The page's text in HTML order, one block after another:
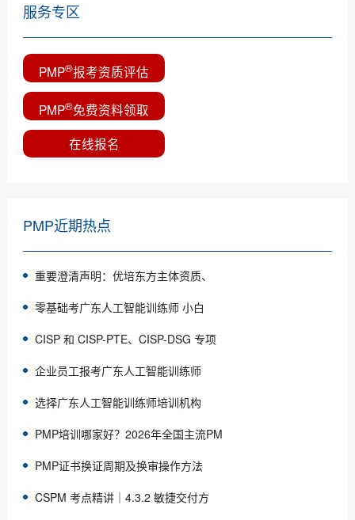
服务专区
PMP®报考资质评估
PMP®免费资料领取
在线报名
PMP近期热点
重要澄清声明：优培东方主体资质、
零基础考广东人工智能训练师 小白
CISP 和 CISP-PTE、CISP-DSG 专项
企业员工报考广东人工智能训练师
选择广东人工智能训练师培训机构
PMP培训哪家好？2026年全国主流PM
PMP证书换证周期及换审操作方法
CSPM 考点精讲｜4.3.2 敏捷交付方